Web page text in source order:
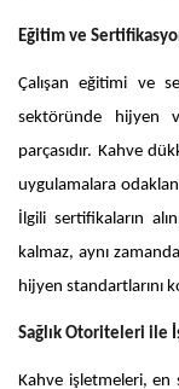
Eğitim ve
Çalışan eğitimi ve
sektöründe hijyen
parçasıdır. Kahve
uygulamalara
İlgili sertifikaların
kalmaz, aynı
hijyen standartlarını
Sağlık Otoriteleri ile
Kahve işletmeleri,